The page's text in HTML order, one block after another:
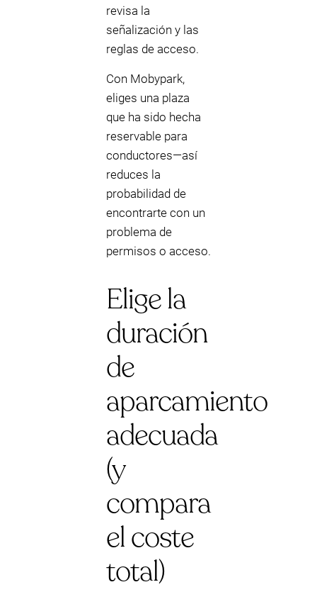
revisa la
señalización y las
reglas de acceso.
Con Mobypark,
eliges una plaza
que ha sido hecha
reservable para
conductores—así
reduces la
probabilidad de
encontrarte con un
problema de
permisos o acceso.
Elige la
duración
de
aparcamiento
adecuada
(y
compara
el coste
total)